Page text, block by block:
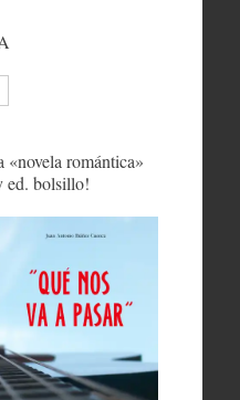
romántica»
ed. bolsillo!